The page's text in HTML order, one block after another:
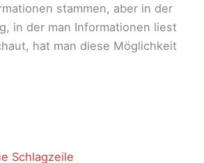
stammen, aber in der
in der man Informationen liest
hat man diese Möglichkeit
Schlagzeile